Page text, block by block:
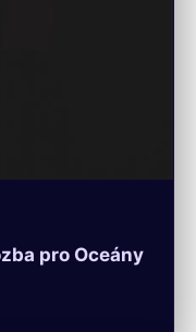
pro Oceány